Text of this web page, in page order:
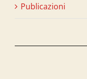
Publicazioni